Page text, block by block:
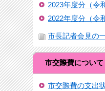
2023年度分（令
2022年度分（令
市長記者会見の
市交際費について
市交際費の支出